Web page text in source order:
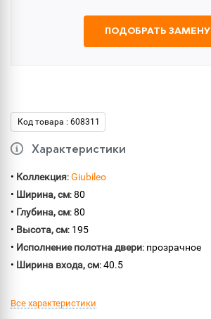
ПОДОБРАТЬ ЗАМЕНУ
Код товара : 608311
Характеристики
• Коллекция:Giubileo
• Ширина, см: 80
• Глубина, см: 80
• Высота, см: 195
• Исполнение полотна двери: прозрачное
• Ширина входа, см: 40.5
Все характеристики